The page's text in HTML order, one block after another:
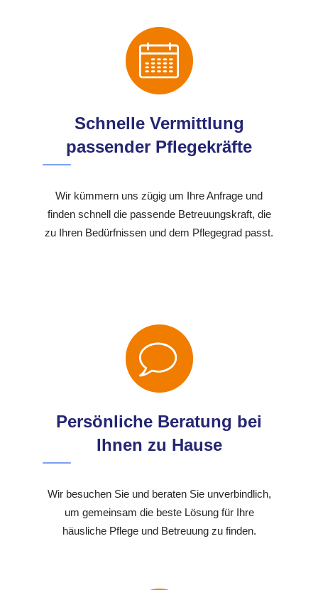
Schnelle Vermittlung
passender Pflegekräfte
Wir kümmern uns zügig um Ihre Anfrage und
finden schnell die passende Betreuungskraft, die
zu Ihren Bedürfnissen und dem Pflegegrad passt.
Persönliche Beratung bei
Ihnen zu Hause
Wir besuchen Sie und beraten Sie unverbindlich,
um gemeinsam die beste Lösung für Ihre
häusliche Pflege und Betreuung zu finden.